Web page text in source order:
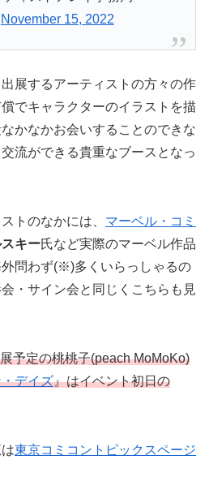
November 15, 2022
展するアーティストの方々の作
でキャラクターのイラストを描
かなかお会いすることのできな
流ができる貴重なブースとなっ
トのなかには、 マーベル・コミ
キー氏など実際のマーベル作品
問わず(※)多くいらっしゃるの
・サイン会と同じくこちらも見
予定の桃桃子(peach MoMoKo)
デイズ』はイベント初日の
東京コミコントピックスページ